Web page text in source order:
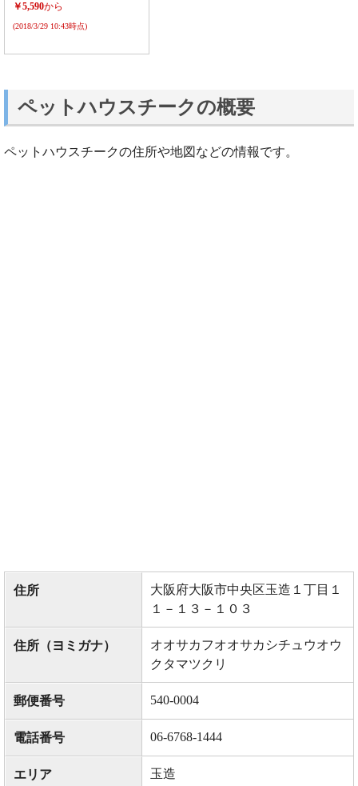
￥5,590から
(2018/3/29 10:43時点)
ペットハウスチークの概要
ペットハウスチークの住所や地図などの情報です。
住所
大阪府大阪市中央区玉造１丁目１
１－１３－１０３
住所（ヨミガナ）
オオサカフオオサカシチュウオウ
クタマツクリ
郵便番号 540-0004
電話番号 06-6768-1444
エリア 玉造